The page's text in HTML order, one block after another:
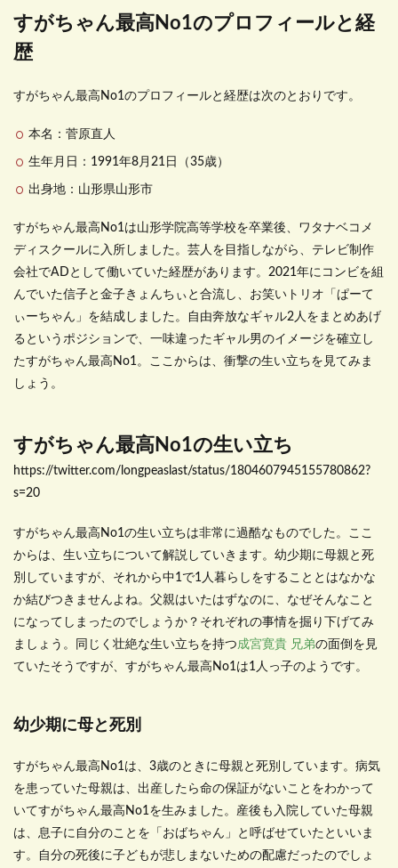
すがちゃん最高No1のプロフィールと経
歴
すがちゃん最高No1のプロフィールと経歴は次のとおりです。
本名：菅原直人
生年月日：1991年8月21日（35歳）
出身地：山形県山形市
すがちゃん最高No1は山形学院高等学校を卒業後、ワタナベコメ
ディスクールに入所しました。芸人を目指しながら、テレビ制作
会社でADとして働いていた経歴があります。2021年にコンビを組
んでいた信子と金子きょんちぃと合流し、お笑いトリオ「ぱーて
ぃーちゃん」を結成しました。自由奔放なギャル2人をまとめあげ
るというポジションで、一味違ったギャル男のイメージを確立し
たすがちゃん最高No1。ここからは、衝撃の生い立ちを見てみま
しょう。
すがちゃん最高No1の生い立ち
https://twitter.com/longpeaslast/status/1804607945155780862?
s=20
すがちゃん最高No1の生い立ちは非常に過酷なものでした。ここ
からは、生い立ちについて解説していきます。幼少期に母親と死
別していますが、それから中1で1人暮らしをすることとはなかな
か結びつきませんよね。父親はいたはずなのに、なぜそんなこと
になってしまったのでしょうか？それぞれの事情を掘り下げてみ
ましょう。同じく壮絶な生い立ちを持つ成宮寛貴 兄弟の面倒を見
ていたそうですが、すがちゃん最高No1は1人っ子のようです。
幼少期に母と死別
すがちゃん最高No1は、3歳のときに母親と死別しています。病気
を患っていた母親は、出産したら命の保証がないことをわかって
いてすがちゃん最高No1を生みました。産後も入院していた母親
は、息子に自分のことを「おばちゃん」と呼ばせていたといいま
す。自分の死後に子どもが悲しまないための配慮だったのでしょ